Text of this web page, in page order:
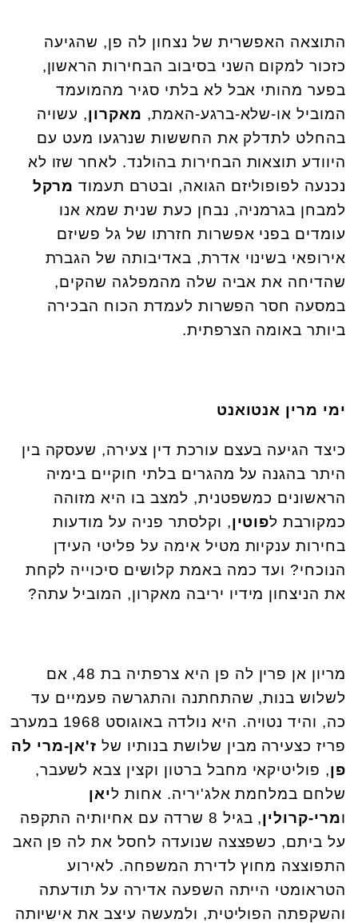
התוצאה האפשרית של נצחון לה פן, שהגיעה
כזכור למקום השני בסיבוב הבחירות הראשון,
בפער מהותי אבל לא בלתי סגיר מהמועמד
המוביל או-שלא-ברגע-האמת, מאקרון, עשויה
בהחלט לתדלק את החששות שנרגעו מעט עם
היוודע תוצאות הבחירות בהולנד. לאחר שזו לא
נכנעה לפופוליזם הגואה, ובטרם תעמוד מרקל
למבחן בגרמניה, נבחן כעת שנית שמא אנו
עומדים בפני אפשרות חזרתו של גל פשיזם
אירופאי בשינוי אדרת, באדיבותה של הגברת
שהדיחה את אביה שלה מהמפלגה שהקים,
במסעה חסר הפשרות לעמדת הכוח הבכירה
ביותר באומה הצרפתית.
ימי מרין אנטואנט
כיצד הגיעה בעצם עורכת דין צעירה, שעסקה בין
היתר בהגנה על מהגרים בלתי חוקיים בימיה
הראשונים כמשפטנית, למצב בו היא מזוהה
כמקורבת לפוטין, וקלסתר פניה על מודעות
בחירות ענקיות מטיל אימה על פליטי העידן
הנוכחי? ועד כמה באמת קלושים סיכוייה לקחת
את הניצחון מידיו יריבה מאקרון, המוביל עתה?
מריון אן פרין לה פן היא צרפתיה בת 48, אם
לשלוש בנות, שהתחתנה והתגרשה פעמיים עד
כה, והיד נטויה. היא נולדה באוגוסט 1968 במערב
פריז כצעירה מבין שלושת בנותיו של ז'אן-מרי לה
פן, פוליטיקאי מחבל ברטון וקצין צבא לשעבר,
שלחם במלחמת אלג'יריה. אחות ליאן
ומרי-קרולין
, בגיל 8 שרדה עם אחיותיה התקפה
על ביתם, כשפצצה שנועדה לחסל את לה פן האב
התפוצצה מחוץ לדירת המשפחה. לאירוע
הטראומטי הייתה השפעה אדירה על תודעתה
והשקפתה הפוליטית, ולמעשה עיצב את אישיותה